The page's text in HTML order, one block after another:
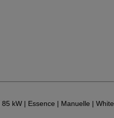
85 kW | Essence | Manuelle | White